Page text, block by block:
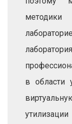
в области